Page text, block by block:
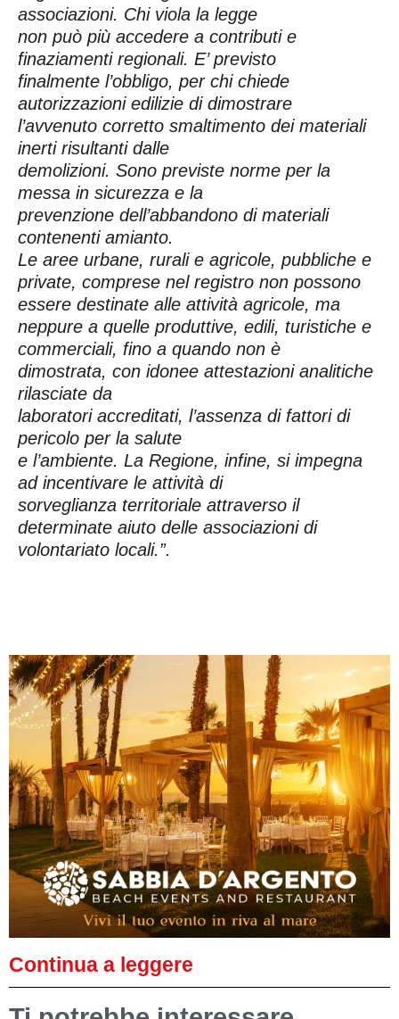
associazioni. Chi viola la legge
non può più accedere a contributi e
finaziamenti regionali. E’ previsto
finalmente l’obbligo, per chi chiede
autorizzazioni edilizie di dimostrare
l’avvenuto corretto smaltimento dei materiali
inerti risultanti dalle
demolizioni. Sono previste norme per la
messa in sicurezza e la
prevenzione dell’abbandono di materiali
contenenti amianto.
Le aree urbane, rurali e agricole, pubbliche e
private, comprese nel registro non possono
essere destinate alle attività agricole, ma
neppure a quelle produttive, edili, turistiche e
commerciali, fino a quando non è
dimostrata, con idonee attestazioni analitiche
rilasciate da
laboratori accreditati, l’assenza di fattori di
pericolo per la salute
e l’ambiente. La Regione, infine, si impegna
ad incentivare le attività di
sorveglianza territoriale attraverso il
determinate aiuto delle associazioni di
volontariato locali.”.
Continua a leggere